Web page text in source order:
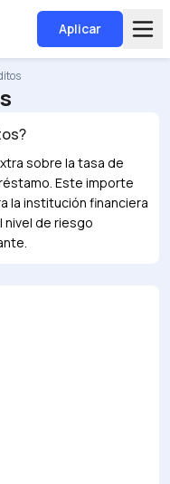
Aplicar
?
sobre la tasa de
Este importe
la institución financiera
de riesgo